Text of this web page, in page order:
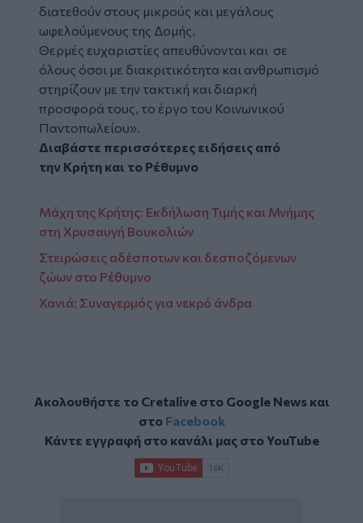
διατεθούν στους μικρούς και μεγάλους
ωφελούμενους της Δομής.
Θερμές ευχαριστίες απευθύνονται και σε
όλους όσοι με διακριτικότητα και ανθρωπισμό
στηρίζουν με την τακτική και διαρκή
προσφορά τους, το έργο του Κοινωνικού
Παντοπωλείου».
Διαβάστε περισσότερες ειδήσεις από
την Κρήτη και το Ρέθυμνο
Μάχη της Κρήτης: Εκδήλωση Τιμής και Μνήμης
στη Χρυσαυγή Βουκολιών
Στειρώσεις αδέσποτων και δεσποζόμενων
ζώων στο Ρέθυμνο
Χανιά: Συναγερμός για νεκρό άνδρα
Ακολουθήστε το Cretalive στο Google Newsκαι
στο Facebook
Κάντε εγγραφή στο κανάλι μας στοYouTube